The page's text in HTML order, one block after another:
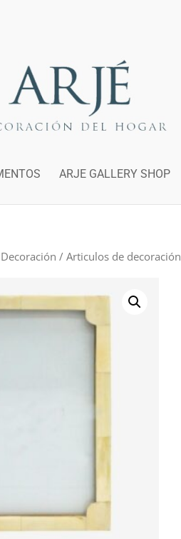
ARJE GALLERY SHOP
Decoración / Articulos de decoración